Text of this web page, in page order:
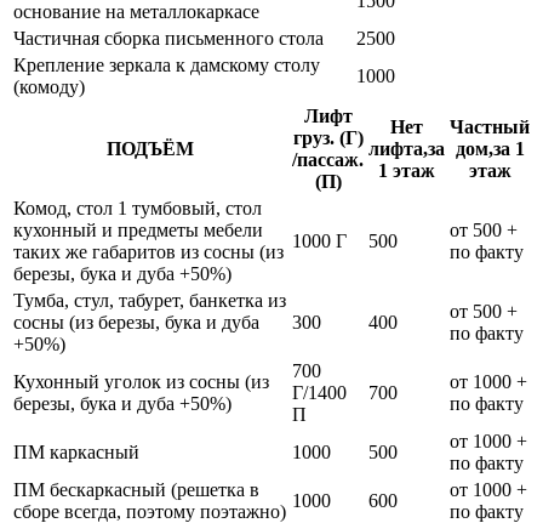
основание на металлокаркасе
Частичная сборка письменного стола
2500
Крепление зеркала к дамскому столу
(комоду)
1000
ПОДЪЁМ
Лифт
груз. (Г)
/пассаж.
(П)
Нет
лифта,за
1 этаж
Частный
дом,за 1
этаж
Комод, стол 1 тумбовый, стол
кухонный и предметы мебели
таких же габаритов из сосны (из
березы, бука и дуба +50%)
1000 Г 500
от 500 +
по факту
Тумба, стул, табурет, банкетка из
сосны (из березы, бука и дуба
+50%)
300 400
от 500 +
по факту
Кухонный уголок из сосны (из
березы, бука и дуба +50%)
700
Г/1400
П
700
от 1000 +
по факту
ПМ каркасный 1000 500
от 1000 +
по факту
ПМ бескаркасный (решетка в
сборе всегда, поэтому поэтажно)
1000 600
от 1000 +
по факту